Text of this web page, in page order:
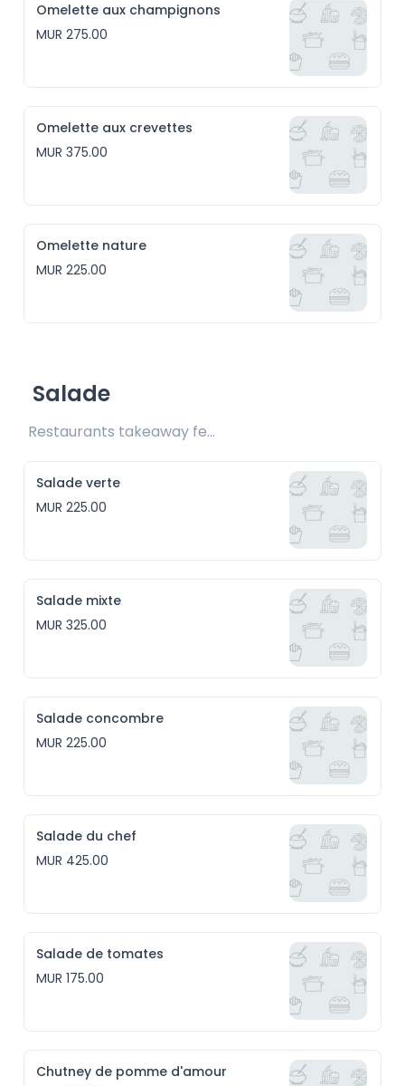
Omelette aux champignons
MUR 275.00
Omelette aux crevettes
MUR 375.00
Omelette nature
MUR 225.00
Salade
Restaurants takeaway fee Rs25 included
Salade verte
MUR 225.00
Salade mixte
MUR 325.00
Salade concombre
MUR 225.00
Salade du chef
MUR 425.00
Salade de tomates
MUR 175.00
Chutney de pomme d'amour